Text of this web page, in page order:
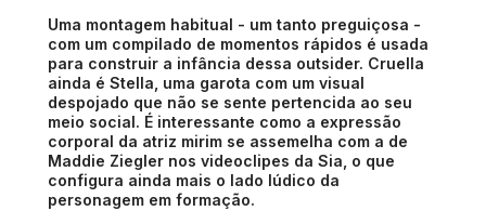
Uma montagem habitual - um tanto preguiçosa -
com um compilado de momentos rápidos é usada
para construir a infância dessa outsider. Cruella
ainda é Stella, uma garota com um visual
despojado que não se sente pertencida ao seu
meio social. É interessante como a expressão
corporal da atriz mirim se assemelha com a de
Maddie Ziegler nos videoclipes da Sia, o que
configura ainda mais o lado lúdico da
personagem em formação.